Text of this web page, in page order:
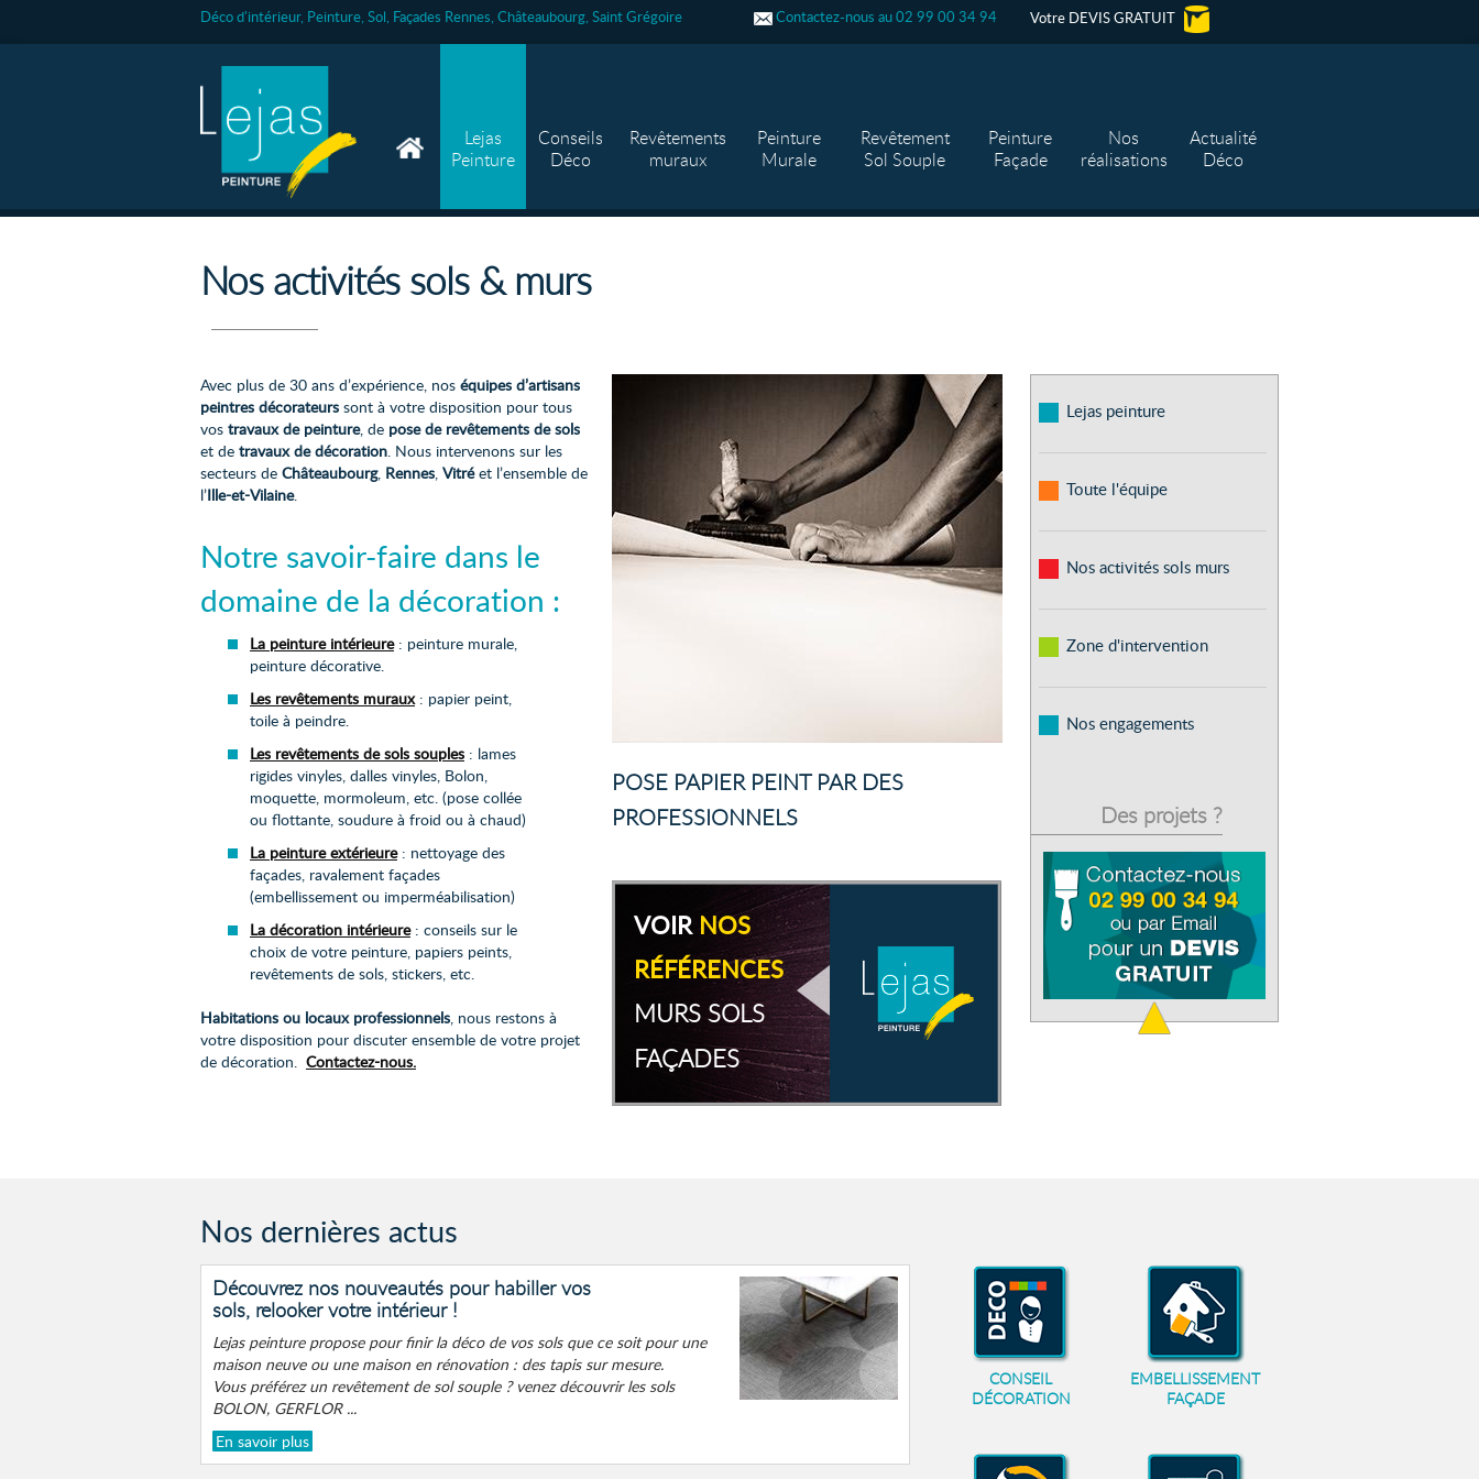
Déco d'intérieur, Peinture, Sol, Façades Rennes, Châteaubourg, Saint Grégoire Contactez-nous au 02 99 00 34 94 Votre DEVIS GRATUIT
Lejas
Peinture
Conseils
Déco
Revêtements
muraux
Peinture
Murale
Revêtement
Sol Souple
Peinture
Façade
Nos
réalisations
Actualité
Déco
Nos activités sols & murs
Avec plus de 30 ans d’expérience, nos équipes d’artisans
peintres décorateurs sont à votre disposition pour tous
vos travaux de peinture, de pose de revêtements de sols
et de travaux de décoration. Nous intervenons sur les
secteurs de Châteaubourg, Rennes, Vitréet l’ensemble de
l’Ille-et-Vilaine.
Notre savoir-faire dans le
domaine de la décoration :
La peinture intérieure: peinture murale,
peinture décorative.
Les revêtements muraux: papier peint,
toile à peindre.
Les revêtements de sols souples : lames
rigides vinyles, dalles vinyles, Bolon,
moquette, mormoleum, etc. (pose collée
ou flottante, soudure à froid ou à chaud)
La peinture extérieure: nettoyage des
façades, ravalement façades
(embellissement ou imperméabilisation)
La décoration intérieure: conseils sur le
choix de votre peinture, papiers peints,
revêtements de sols, stickers, etc.
Habitations ou locaux professionnels, nous restons à
votre disposition pour discuter ensemble de votre projet
de décoration. Contactez-nous.
POSE PAPIER PEINT PAR DES
PROFESSIONNELS
VOIR NOS
RÉFÉRENCES
MURS SOLS
FAÇADES
Lejas peinture
Toute l'équipe
Nos activités sols murs
Zone d'intervention
Nos engagements
Des projets ?
Nos dernières actus
Découvrez nos nouveautés pour habiller vos
sols, relooker votre intérieur !
Lejas peinture propose pour finir la déco de vos sols que ce soit pour une
maison neuve ou une maison en rénovation : des tapis sur mesure.
Vous préférez un revêtement de sol souple ? venez découvrir les sols
BOLON, GERFLOR ...
En savoir plus
CONSEIL
DÉCORATION
EMBELLISSEMENT
FAÇADE